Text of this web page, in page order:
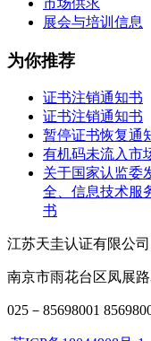
展会与培训信息
为你推荐
证书注销通知书
证书注销通知书
暂停证书恢复通
有机码未流入市
关于国家认监委
全、信息技术服
书
江苏天圭认证有限公
南京市雨花台区凤展
025－85698001